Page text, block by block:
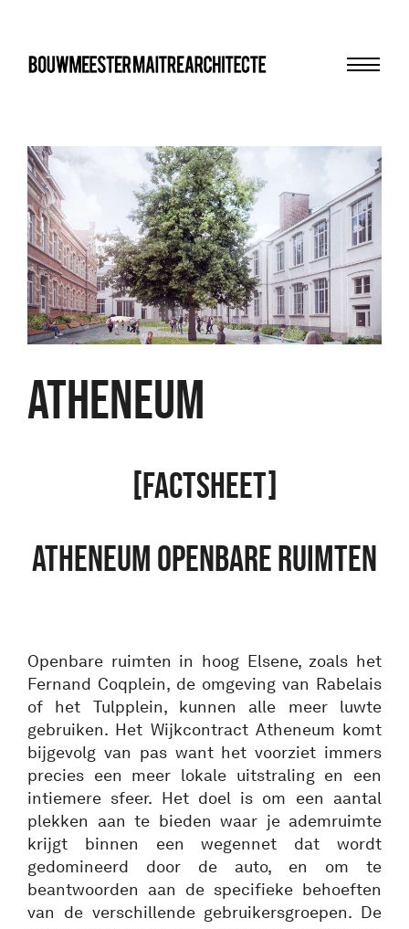
bma
ATHENEUM
[FACTSHEET]
ATHENEUM OPENBARE RUIMTEN
Openbare ruimten in hoog Elsene, zoals het
Fernand Coqplein, de omgeving van Rabelais
of het Tulpplein, kunnen alle meer luwte
gebruiken. Het Wijkcontract Atheneum komt
bijgevolg van pas want het voorziet immers
precies een meer lokale uitstraling en een
intiemere sfeer. Het doel is om een aantal
plekken aan te bieden waar je ademruimte
krijgt binnen een wegennet dat wordt
gedomineerd door de auto, en om te
beantwoorden aan de specifieke behoeften
van de verschillende gebruikersgroepen. De